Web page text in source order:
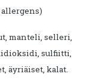
manteli, selleri,
sulfiitti,
äyriäiset, kalat.